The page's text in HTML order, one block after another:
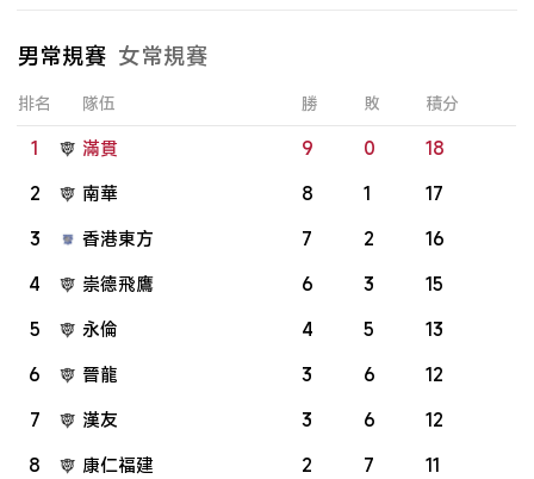
男常規賽 女常規賽
排名 隊伍 勝 敗 積分
1 滿貫 9 0
18
2
南華 8 1
17
3
香港東方 7 2
16
4
崇德飛鷹 6 3
15
5
永倫 4 5
13
6
晉龍 3 6
12
7
漢友 3 6
12
8
康仁福建 2 7
11